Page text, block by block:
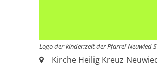
Logo der kinder:zeit der Pfarrei Neuwied
Ort:Kirche Heilig Kreuz